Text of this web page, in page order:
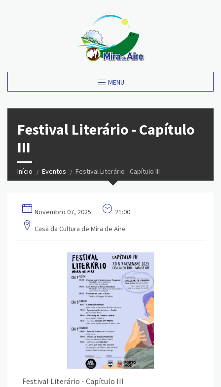
MENU
Festival Literário - Capítulo
III
Início Eventos Festival Literário - Capítulo III
Novembro 07, 2025
21:00
Casa da Cultura de Mira de Aire
Festival Literário - Capítulo III